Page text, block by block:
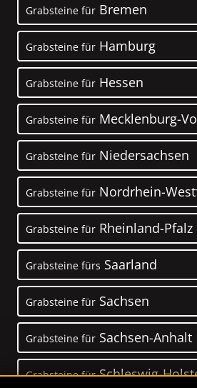
Grabsteine für Bremen
Grabsteine für Hamburg
Grabsteine für Hessen
Grabsteine für Mecklenburg-
Grabsteine für Niedersachsen
Grabsteine für Nordrhein-
Grabsteine für Rheinland-Pfalz
Grabsteine fürs Saarland
Grabsteine für Sachsen
Grabsteine für Sachsen-Anhalt
Grabsteine fürSchleswig-